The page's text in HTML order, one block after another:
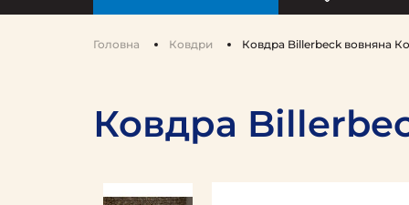
Головна Ковдри Ковдра Billerbeck вовняна
Ковдра